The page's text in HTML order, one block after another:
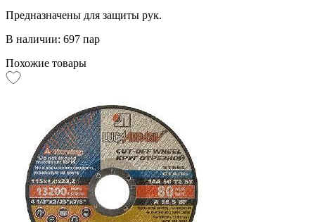
Предназначены для защиты рук.
В наличии: 697 пар
Похожие товары